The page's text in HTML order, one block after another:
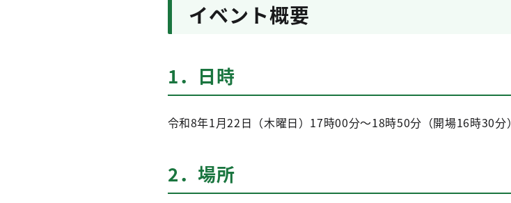
イベント概要
1．日時
令和8年1月22日（木曜日）17時00分～18時50分（開場16時30分）
2．場所